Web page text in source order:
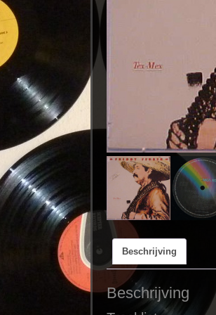
Beschrijving
Beschrijving